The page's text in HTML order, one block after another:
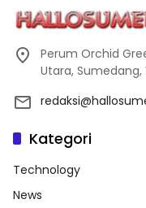
Perum Orchid
Utara,
Kategori
Technology
News